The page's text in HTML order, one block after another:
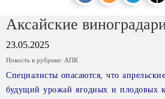
Аксайские
23.05.2025
Новость в рубрике: АПК
Специалисты опасаются, что
будущий урожай ягодных и плодовых